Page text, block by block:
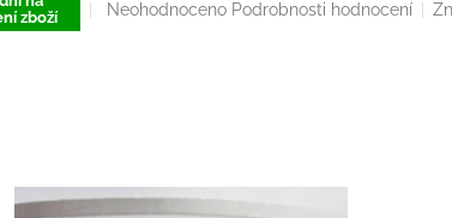
zboží
Průměrné
Neohodnoceno Podrobnosti hodnocení